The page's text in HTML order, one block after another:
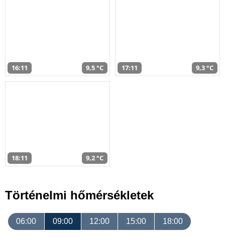
16:11 9,5 °C 17:11 9,3 °C
18:11 9,2 °C
Történelmi hőmérsékletek
06:00 09:00 12:00 15:00 18:00